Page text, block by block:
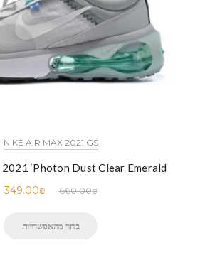
NIKE AIR MAX 2021 GS
‘Photon Dust Clear Emerald’
660.00₪
349.00₪
בחר מהאפשרויות